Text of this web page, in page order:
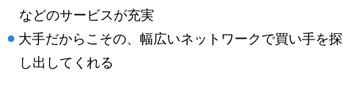
などのサービスが充実
大手だからこその、幅広いネットワークで買い手を探
し出してくれる